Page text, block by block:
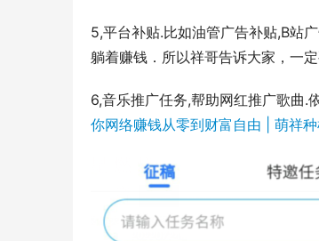
5,平台补贴.比如油管广告补贴,B站
躺着赚钱．所以祥哥告诉大家，一
6,音乐推广任务,帮助网红推广歌曲.
你网络赚钱从零到财富自由 | 萌祥